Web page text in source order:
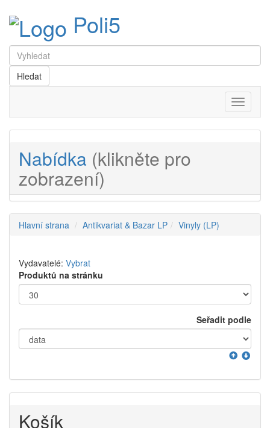
Poli5
Menu
Nabídka (klikněte pro
zobrazení)
Hlavní strana Antikvariat & Bazar LP Vinyly (LP)
Vydavatelé: Vybrat
Produktů na stránku
Seřadit podle
Košík